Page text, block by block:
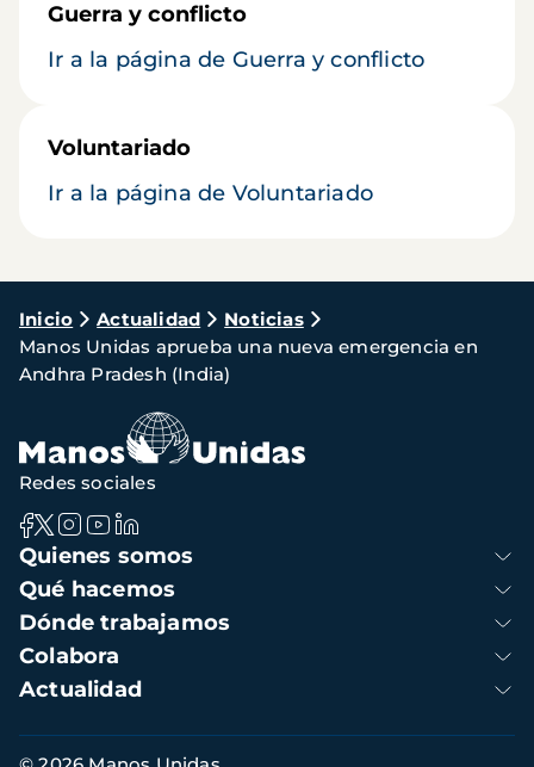
Guerra y conflicto
Ir a la página de Guerra y conflicto
Voluntariado
Ir a la página de Voluntariado
Ruta
de
navegación
Inicio Actualidad
Noticias
Manos Unidas aprueba una nueva emergencia en
Andhra Pradesh (India)
Navegación
principal
Quienes somos
Qué hacemos
Dónde trabajamos
Colabora
Actualidad
Redes sociales
Información